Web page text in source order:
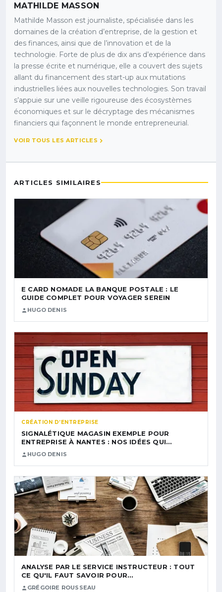
MATHILDE MASSON
Mathilde Masson est journaliste, spécialisée dans les
domaines de la création d’entreprise, de la gestion et
des finances, ainsi que de l’innovation et de la
technologie. Forte de plus de dix ans d’expérience dans
la presse écrite et numérique, elle a couvert des sujets
allant du financement des start-up aux mutations
industrielles liées aux nouvelles technologies. Son travail
s’appuie sur une veille rigoureuse des écosystèmes
économiques et sur le décryptage des mécanismes
financiers qui façonnent le monde entrepreneurial.
VOIR TOUS LES ARTICLES
ARTICLES SIMILAIRES
E CARD NOMADE LA BANQUE POSTALE : LE
GUIDE COMPLET POUR VOYAGER SEREIN
HUGO DENIS
CRÉATION D’ENTREPRISE
SIGNALÉTIQUE MAGASIN EXEMPLE POUR
ENTREPRISE À NANTES : NOS IDÉES QUI…
HUGO DENIS
ANALYSE PAR LE SERVICE INSTRUCTEUR : TOUT
CE QU'IL FAUT SAVOIR POUR…
GRÉGOIRE ROUSSEAU